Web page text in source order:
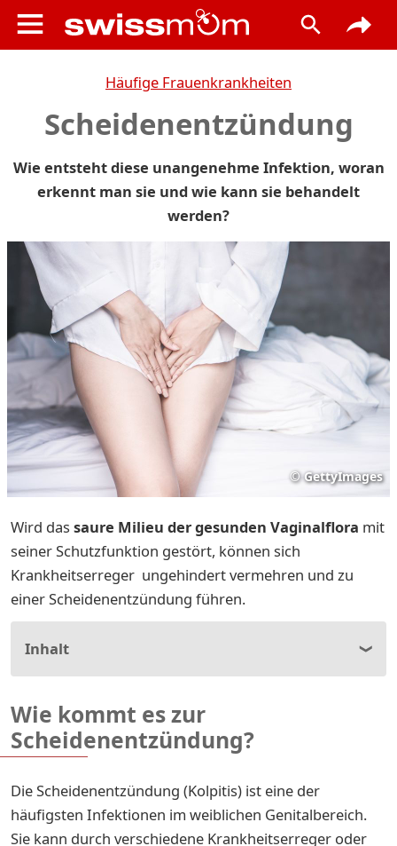
Häufige Frauenkrankheiten
Scheidenentzündung
Wie entsteht diese unangenehme Infektion, woran
erkennt man sie und wie kann sie behandelt
werden?
© GettyImages
Wird das saure Milieu der gesunden Vaginalflora mit
seiner Schutzfunktion gestört, können sich
Krankheitserreger ungehindert vermehren und zu
einer Scheidenentzündung führen.
Inhalt
Wie kommt es zur
Scheidenentzündung?
Die Scheidenentzündung (Kolpitis) ist eine der
häufigsten Infektionen im weiblichen Genitalbereich.
Sie kann durch verschiedene Krankheitserreger oder